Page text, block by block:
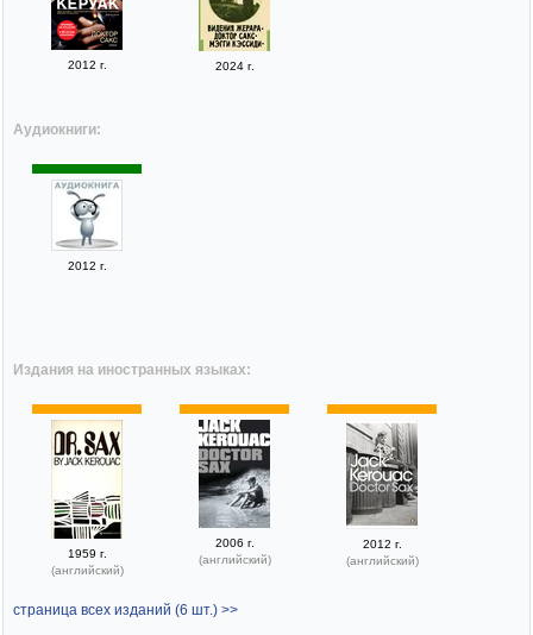
2012 г. 2024 г.
Аудиокниги:
2012 г.
Издания на иностранных языках:
1959 г.
(английский)
2006 г.
(английский)
2012 г.
(английский)
страница всех изданий (6 шт.) >>